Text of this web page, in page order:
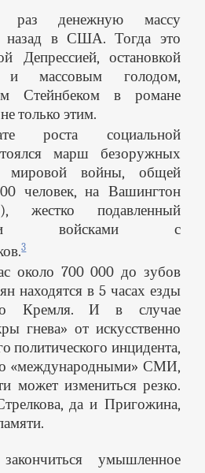
раз денежную массу
назад в США. Тогда это
Депрессией, остановкой
массовым голодом,
Стейнбеком в романе
только этим.
роста социальной
марш безоружных
мировой войны, общей
человек, на Вашингтон
жестко подавленный
войсками с
3
около 700 000 до зубов
находятся в 5 часах езды
Кремля. И в случае
гнева» от искусственно
политического инцидента,
«международными» СМИ,
может измениться резко.
да и Пригожина,
умышленное